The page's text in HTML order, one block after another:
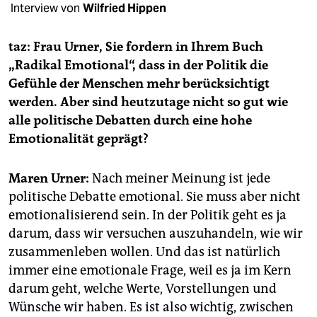
unterstützen
genossenschaft
epaper login
Interview von Wilfried Hippen
taz: Frau Urner, Sie fordern in Ihrem Buch
„Radikal Emotional“, dass in der Politik die
Gefühle der Menschen mehr berücksichtigt
werden. Aber sind heutzutage nicht so gut wie
alle politische Debatten durch eine hohe
Emotionalität geprägt?
Maren Urner: Nach meiner Meinung ist jede
politische Debatte emotional. Sie muss aber nicht
emotionalisierend sein. In der Politik geht es ja
darum, dass wir versuchen auszuhandeln, wie wir
zusammenleben wollen. Und das ist natürlich
immer eine emotionale Frage, weil es ja im Kern
darum geht, welche Werte, Vorstellungen und
Wünsche wir haben. Es ist also wichtig, zwischen